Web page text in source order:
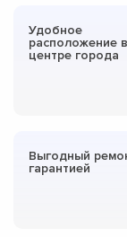
Удобное
расположение в
центре города
Выгодный
гарантией